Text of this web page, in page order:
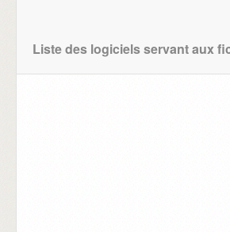
Liste des logiciels servant aux